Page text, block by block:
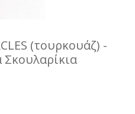
(τουρκουάζ) -